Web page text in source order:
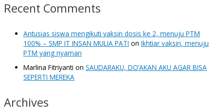
Recent Comments
Antusias siswa mengikuti vaksin dosis ke 2, menuju PTM
100% – SMP IT INSAN MULIA PATI on Ikhtiar vaksin, menuju
PTM yang nyaman
Marlina Fitriyanti on SAUDARAKU, DO’AKAN AKU AGAR BISA
SEPERTI MEREKA
Archives